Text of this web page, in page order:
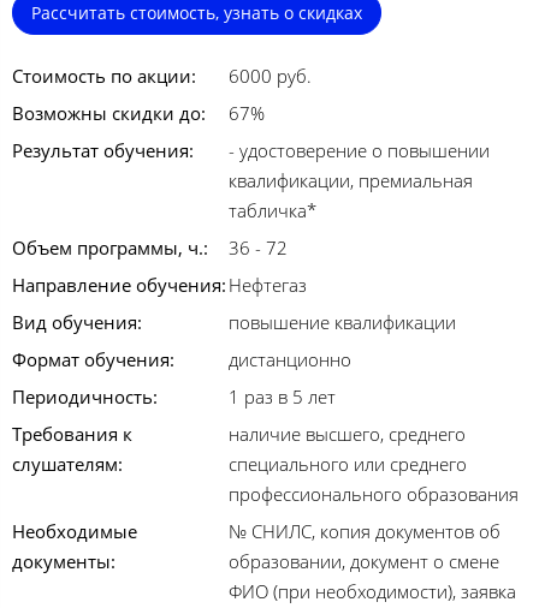
Рассчитать стоимость, узнать о скидках
Стоимость по акции:
6000 руб.
Возможны скидки до:
67%
Результат обучения:
- удостоверение о повышении
квалификации, премиальная
табличка*
Объем программы, ч.:
36 - 72
Направление обучения: Нефтегаз
Вид обучения:
повышение квалификации
Формат обучения:
дистанционно
Периодичность:
1 раз в 5 лет
Требования к
слушателям:
наличие высшего, среднего
специального или среднего
профессионального образования
Необходимые
документы:
№ СНИЛС, копия документов об
образовании, документ о смене
ФИО (при необходимости), заявка